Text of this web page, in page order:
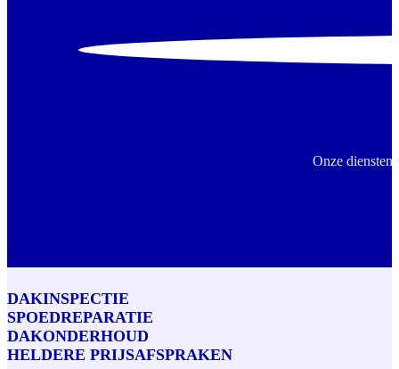
Onze diensten
DAKINSPECTIE
SPOEDREPARATIE
DAKONDERHOUD
HELDERE PRIJSAFSPRAKEN